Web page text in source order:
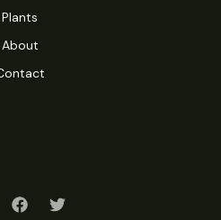
Plants
About